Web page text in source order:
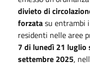
divieto di
forzatasu entrambi
residenti nelle aree
7 di lunedì 21 luglio
settembre 2025,